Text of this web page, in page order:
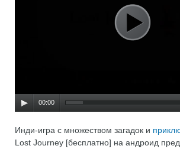
00:00
Инди-игра с множеством загадок и
Lost Journey [бесплатно] на андроид